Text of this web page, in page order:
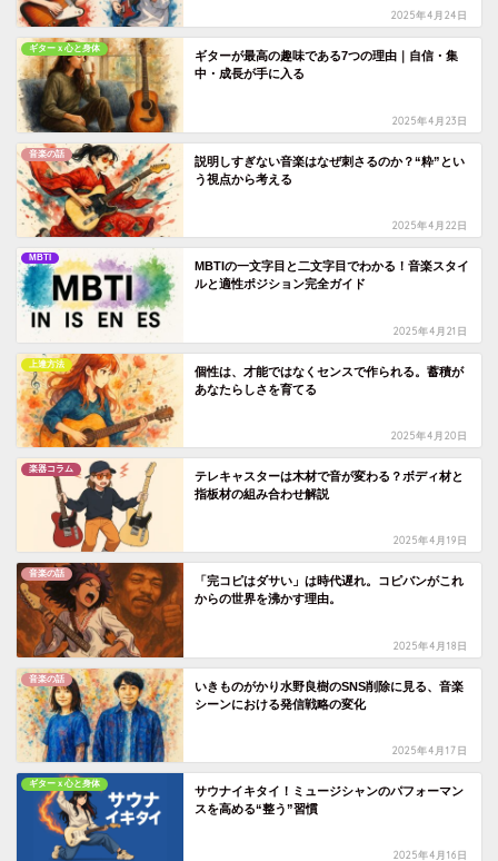
2025年4月24日
ギターｘ心と身体
ギターが最高の趣味である7つの理由｜自信・集
中・成長が手に入る
2025年4月23日
音楽の話
説明しすぎない音楽はなぜ刺さるのか？“粋”とい
う視点から考える
2025年4月22日
MBTI
MBTIの一文字目と二文字目でわかる！音楽スタイ
ルと適性ポジション完全ガイド
2025年4月21日
上達方法
個性は、才能ではなくセンスで作られる。蓄積が
あなたらしさを育てる
2025年4月20日
楽器コラム
テレキャスターは木材で音が変わる？ボディ材と
指板材の組み合わせ解説
2025年4月19日
音楽の話
「完コピはダサい」は時代遅れ。コピバンがこれ
からの世界を沸かす理由。
2025年4月18日
音楽の話
いきものがかり水野良樹のSNS削除に見る、音楽
シーンにおける発信戦略の変化
2025年4月17日
ギターｘ心と身体
サウナイキタイ！ミュージシャンのパフォーマン
スを高める“整う”習慣
2025年4月16日